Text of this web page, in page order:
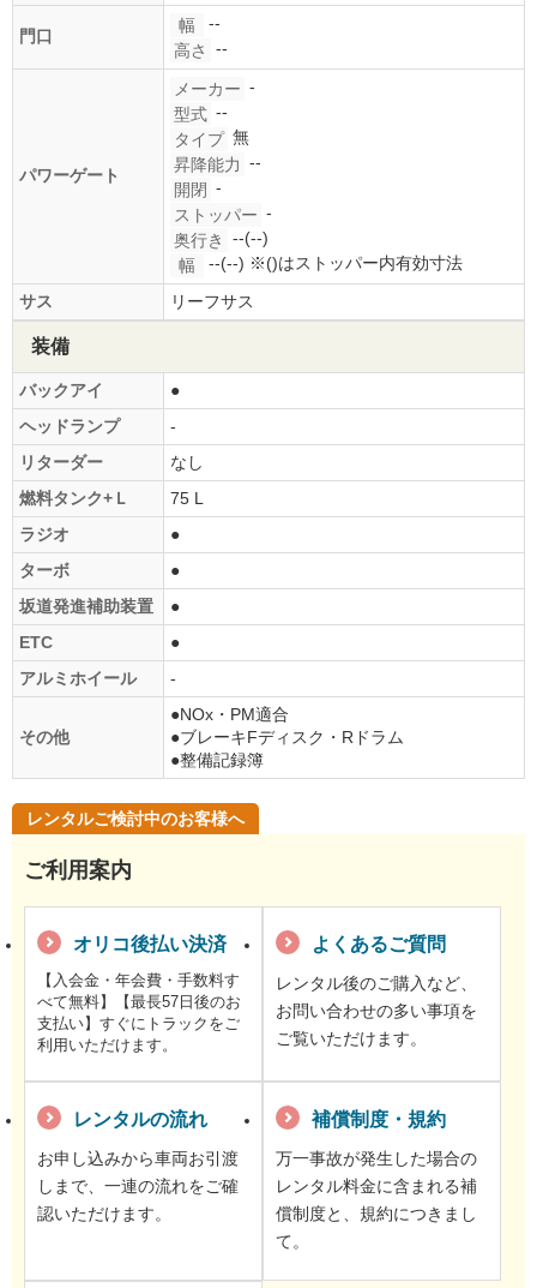
門口
幅
--
高さ
--
パワーゲート
メーカー -
型式 --
タイプ 無
昇降能力 --
開閉 -
ストッパー -
奥行き
--(--)
幅
--(--) ※()はストッパー内有効寸法
サス
リーフサス
装備
バックアイ
●
ヘッドランプ
-
リターダー
なし
燃料タンク+Ｌ
75 L
ラジオ
●
ターボ
●
坂道発進補助装置
●
ETC
●
アルミホイール
-
その他
●NOx・PM適合
●ブレーキFディスク・Rドラム
●整備記録簿
レンタルご検討中のお客様へ
ご利用案内
オリコ後払い決済
【入会金・年会費・手数料す
べて無料】【最長57日後のお
支払い】すぐにトラックをご
利用いただけます。
よくあるご質問
レンタル後のご購入など、
お問い合わせの多い事項を
ご覧いただけます。
レンタルの流れ
お申し込みから車両お引渡
しまで、一連の流れをご確
認いただけます。
補償制度・規約
万一事故が発生した場合の
レンタル料金に含まれる補
償制度と、規約につきまし
て。